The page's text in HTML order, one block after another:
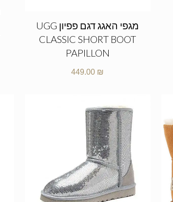
מגפי האגג דגם פפיון UGG
CLASSIC SHORT BOOT
PAPILLON
449.00 ₪